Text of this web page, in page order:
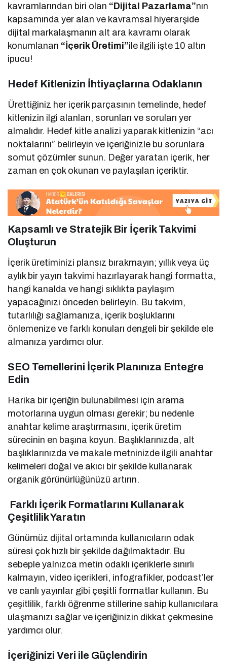
kavramlarından biri olan “Dijital Pazarlama”nın
kapsamında yer alan ve kavramsal hiyerarşide
dijital markalaşmanın alt ara kavramı olarak
konumlanan “İçerik Üretimi”ile ilgili işte 10 altın
ipucu!
Hedef Kitlenizin İhtiyaçlarına Odaklanın
Ürettiğiniz her içerik parçasının temelinde, hedef
kitlenizin ilgi alanları, sorunları ve soruları yer
almalıdır. Hedef kitle analizi yaparak kitlenizin “acı
noktalarını” belirleyin ve içeriğinizle bu sorunlara
somut çözümler sunun. Değer yaratan içerik, her
zaman en çok okunan ve paylaşılan içeriktir.
Kapsamlı ve Stratejik Bir İçerik Takvimi
Oluşturun
İçerik üretiminizi plansız bırakmayın; yıllık veya üç
aylık bir yayın takvimi hazırlayarak hangi formatta,
hangi kanalda ve hangi sıklıkta paylaşım
yapacağınızı önceden belirleyin. Bu takvim,
tutarlılığı sağlamanıza, içerik boşluklarını
önlemenize ve farklı konuları dengeli bir şekilde ele
almanıza yardımcı olur.
SEO Temellerini İçerik Planınıza Entegre
Edin
Harika bir içeriğin bulunabilmesi için arama
motorlarına uygun olması gerekir; bu nedenle
anahtar kelime araştırmasını, içerik üretim
sürecinin en başına koyun. Başlıklarınızda, alt
başlıklarınızda ve makale metninizde ilgili anahtar
kelimeleri doğal ve akıcı bir şekilde kullanarak
organik görünürlüğünüzü artırın.
Farklı İçerik Formatlarını Kullanarak
Çeşitlilik Yaratın
Günümüz dijital ortamında kullanıcıların odak
süresi çok hızlı bir şekilde dağılmaktadır. Bu
sebeple yalnızca metin odaklı içeriklerle sınırlı
kalmayın, video içerikleri, infografikler, podcast’ler
ve canlı yayınlar gibi çeşitli formatlar kullanın. Bu
çeşitlilik, farklı öğrenme stillerine sahip kullanıcılara
ulaşmanızı sağlar ve içeriğinizin dikkat çekmesine
yardımcı olur.
İçeriğinizi Veri ile Güçlendirin